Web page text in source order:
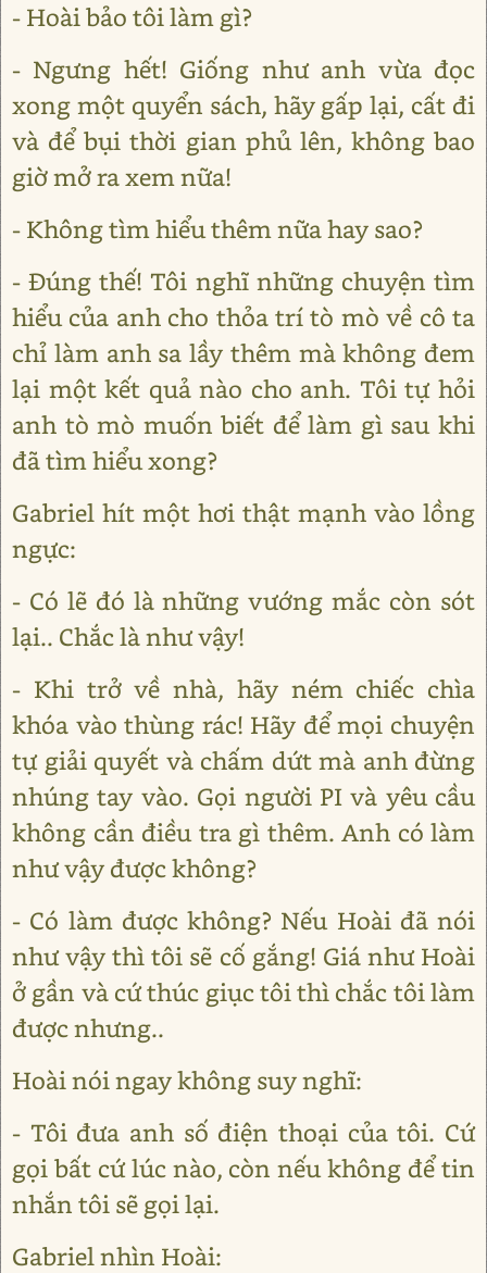
- Hoài bảo tôi làm gì?
- Ngưng hết! Giống như anh vừa đọc
xong một quyển sách, hãy gấp lại, cất đi
và để bụi thời gian phủ lên, không bao
giờ mở ra xem nữa!
- Không tìm hiểu thêm nữa hay sao?
- Đúng thế! Tôi nghĩ những chuyện tìm
hiểu của anh cho thỏa trí tò mò về cô ta
chỉ làm anh sa lầy thêm mà không đem
lại một kết quả nào cho anh. Tôi tự hỏi
anh tò mò muốn biết để làm gì sau khi
đã tìm hiểu xong?
Gabriel hít một hơi thật mạnh vào lồng
ngực:
- Có lẽ đó là những vướng mắc còn sót
lại.. Chắc là như vậy!
- Khi trở về nhà, hãy ném chiếc chìa
khóa vào thùng rác! Hãy để mọi chuyện
tự giải quyết và chấm dứt mà anh đừng
nhúng tay vào. Gọi người PI và yêu cầu
không cần điều tra gì thêm. Anh có làm
như vậy được không?
- Có làm được không? Nếu Hoài đã nói
như vậy thì tôi sẽ cố gắng! Giá như Hoài
ở gần và cứ thúc giục tôi thì chắc tôi làm
được nhưng..
Hoài nói ngay không suy nghĩ:
- Tôi đưa anh số điện thoại của tôi. Cứ
gọi bất cứ lúc nào, còn nếu không để tin
nhắn tôi sẽ gọi lại.
Gabriel nhìn Hoài: